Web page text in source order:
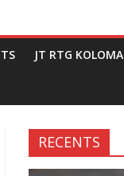
JT RTG KOLOMA
RECENTS